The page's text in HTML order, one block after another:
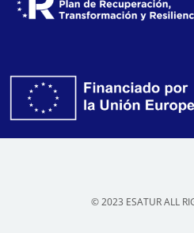
© 2023 ESATUR ALL